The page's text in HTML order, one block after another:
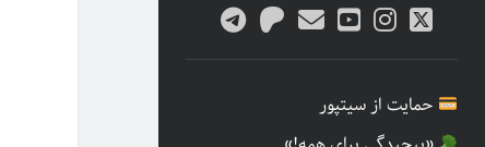
twitter
instagram
youtube
پستpatreon
telegram
حمایت از سیتپور